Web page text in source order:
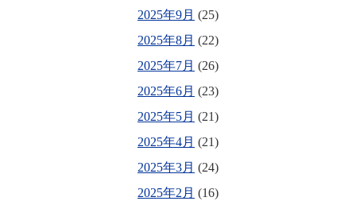
2025年9月 (25)
2025年8月 (22)
2025年7月 (26)
2025年6月 (23)
2025年5月 (21)
2025年4月 (21)
2025年3月 (24)
2025年2月 (16)